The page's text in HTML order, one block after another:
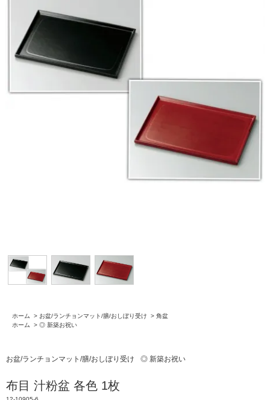
ホーム > お盆/ランチョンマット/膳/おしぼり受け > 角盆
ホーム
> ◎ 新築お祝い
お盆/ランチョンマット/膳/おしぼり受け ◎ 新築お祝い
布目 汁粉盆 各色 1枚